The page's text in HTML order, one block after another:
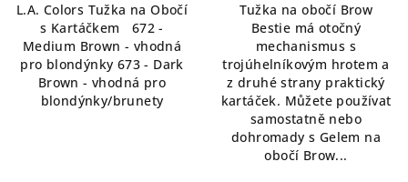
z
5
hvězdiček.
L.A. Colors Tužka na Obočí
s Kartáčkem 672 -
Medium Brown - vhodná
pro blondýnky 673 - Dark
Brown - vhodná pro
blondýnky/brunety
z
5
hvězdiček.
Tužka na obočí Brow
Bestie má otočný
mechanismus s
trojúhelníkovým hrotem a
z druhé strany praktický
kartáček. Můžete používat
samostatně nebo
dohromady s Gelem na
obočí Brow...